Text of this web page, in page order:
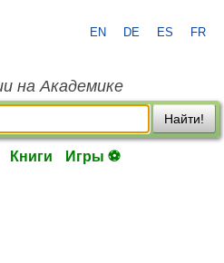
EN DE ES FR
на Академике
Найти!
Книги Игры ⚽